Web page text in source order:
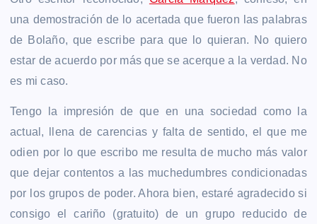
una demostración de lo acertada que fueron las palabras
de Bolaño, que escribe para que lo quieran. No quiero
estar de acuerdo por más que se acerque a la verdad. No
es mi caso.
Tengo la impresión de que en una sociedad como la
actual, llena de carencias y falta de sentido, el que me
odien por lo que escribo me resulta de mucho más valor
que dejar contentos a las muchedumbres condicionadas
por los grupos de poder. Ahora bien, estaré agradecido si
consigo el cariño (gratuito) de un grupo reducido de